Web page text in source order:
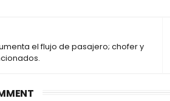
el flujo de pasajero; chofer y